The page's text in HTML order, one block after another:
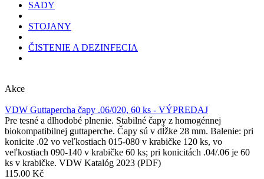
SADY
STOJANY
ČISTENIE A DEZINFECIA
Akce
VDW Guttapercha čapy .06/020, 60 ks - VÝPREDAJ
Pre tesné a dlhodobé plnenie. Stabilné čapy z homogénnej
biokompatibilnej guttaperche. Čapy sú v dĺžke 28 mm. Balenie: pri
konicite .02 vo veľkostiach 015-080 v krabičke 120 ks, vo
veľkostiach 090-140 v krabičke 60 ks; pri konicitách .04/.06 je 60
ks v krabičke. VDW Katalóg 2023 (PDF)
115.00 Kč